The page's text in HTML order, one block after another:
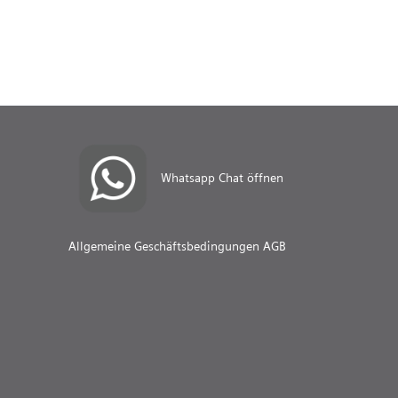
Whatsapp Chat öffnen
Allgemeine Geschäftsbedingungen AGB